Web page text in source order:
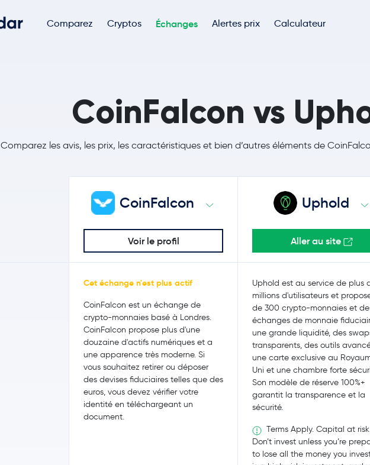
Comparez Cryptos Échanges Alertes prix Calculateur
CoinFalcon vs
Comparez les avis, les prix, les caractéristiques et bien d’autres éléments de
CoinFalcon
Voir le profil
Cet échange n'est plus actif
CoinFalcon est un échange de
crypto-monnaies basé à Londres.
CoinFalcon propose plus d'une
douzaine d'actifs numériques et a
une apparence très moderne. Si
vous souhaitez retirer ou déposer
des devises fiduciaires telles que des
euros, vous devez vérifier votre
identité en téléchargeant un
document.
Uphold
Aller au site
Uphold est au service de plus
millions d'utilisateurs et
de 300 crypto-monnaies et
échanges de monnaie
une grande liquidité, des
transparents, des outils
une carte exclusive au
Uni et une chambre forte
Son modèle de réserve 100%+
garantit la transparence et la
sécurité.
Terms Apply. Capital at
Don’t invest unless you’re
to lose all the money you